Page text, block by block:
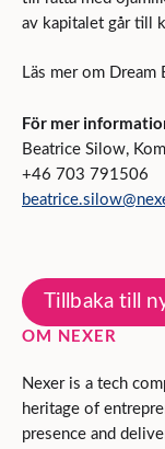
av kapitalet går till
Läs mer om Dream
För mer
Beatrice Silow,
+46 703 791506
Tillbaka till
OM NEXER
Nexer is a tech
heritage of
presence and